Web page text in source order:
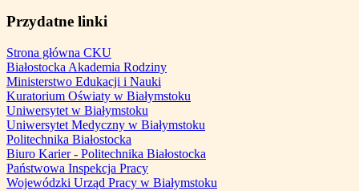
Przydatne linki
Strona główna CKU
Białostocka Akademia Rodziny
Ministerstwo Edukacji i Nauki
Kuratorium Oświaty w Białymstoku
Uniwersytet w Białymstoku
Uniwersytet Medyczny w Białymstoku
Politechnika Białostocka
Biuro Karier - Politechnika Białostocka
Państwowa Inspekcja Pracy
Wojewódzki Urząd Pracy w Białymstoku